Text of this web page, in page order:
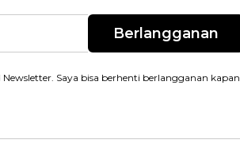
Berlangganan
Saya bisa berhenti berlangganan kapan